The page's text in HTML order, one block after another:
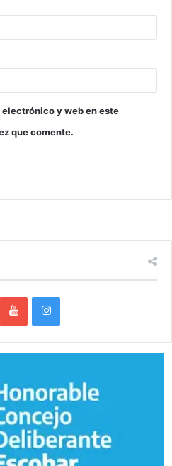
y web en este
que comente.